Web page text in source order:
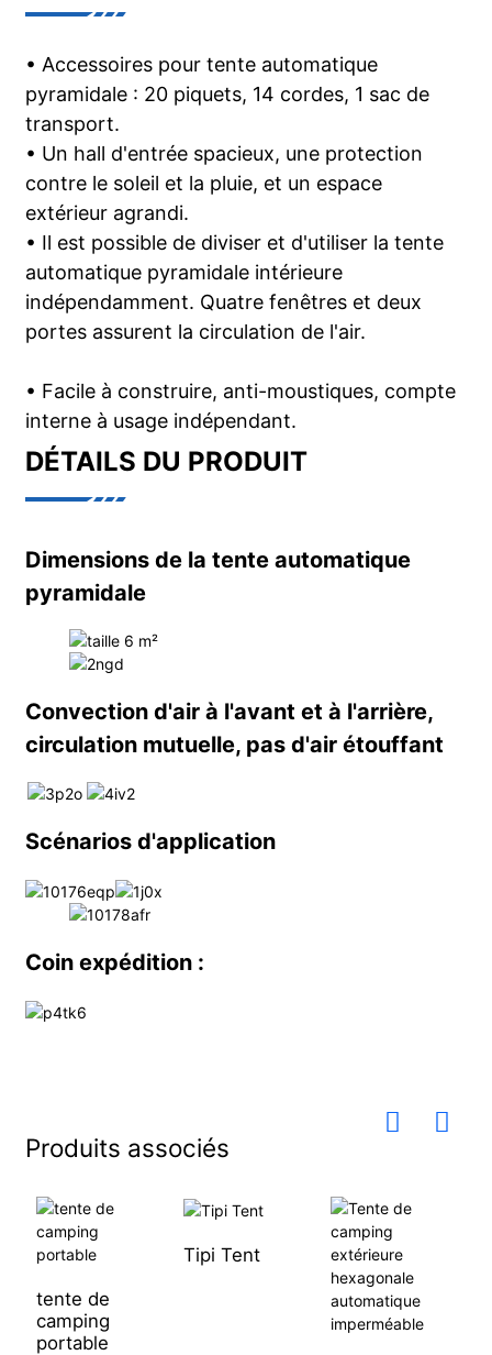
• Accessoires pour tente automatique
pyramidale : 20 piquets, 14 cordes, 1 sac de
transport.
• Un hall d'entrée spacieux, une protection
contre le soleil et la pluie, et un espace
extérieur agrandi.
• Il est possible de diviser et d'utiliser la tente
automatique pyramidale intérieure
indépendamment. Quatre fenêtres et deux
portes assurent la circulation de l'air.
• Facile à construire, anti-moustiques, compte
interne à usage indépendant.
DÉTAILS DU PRODUIT
Dimensions de la tente automatique
pyramidale
Convection d'air à l'avant et à l'arrière,
circulation mutuelle, pas d'air étouffant
Scénarios d'application
Coin expédition :
Produits associés
tente de
camping
portable
Tipi Tent